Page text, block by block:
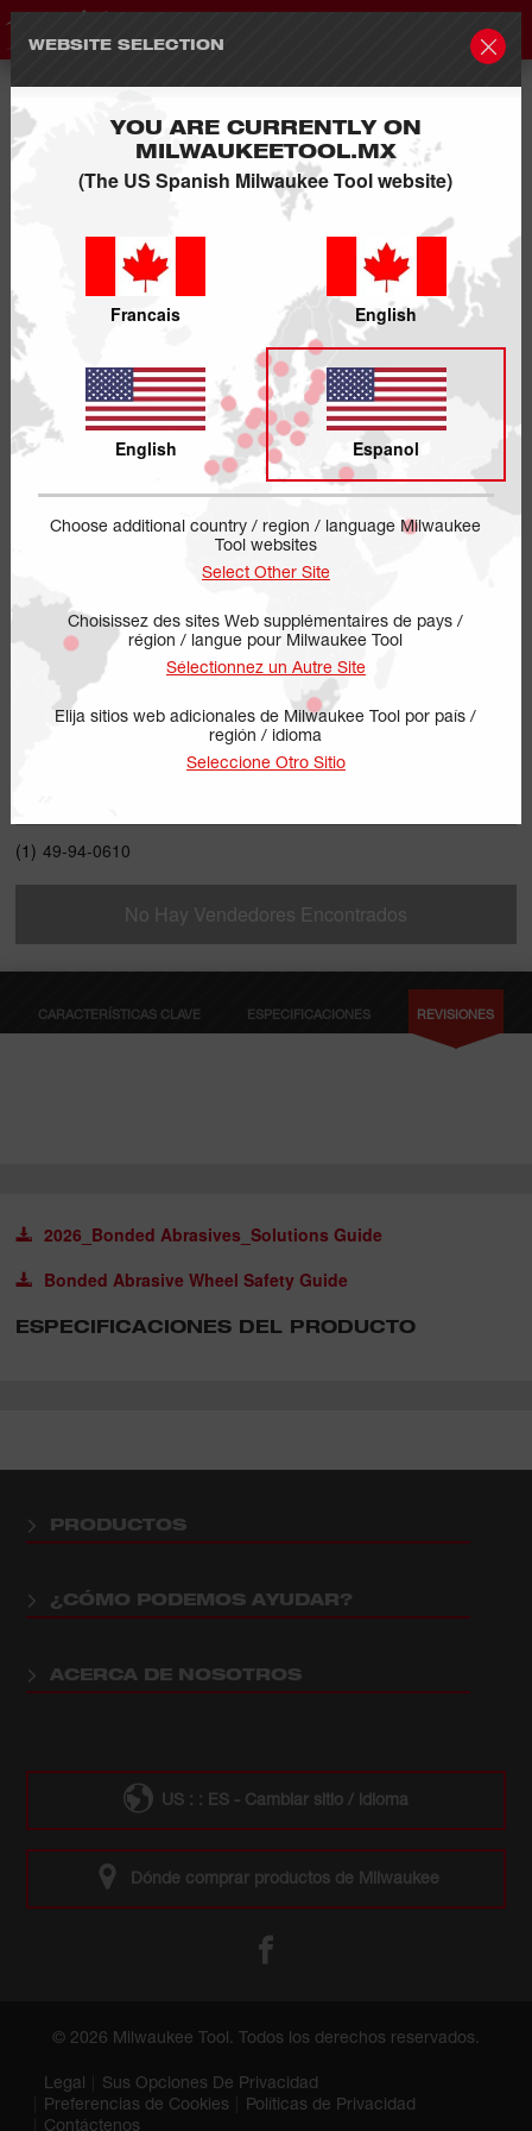
WEBSITE SELECTION
YOU ARE CURRENTLY ON
MILWAUKEETOOL.MX
(The US Spanish Milwaukee Tool website)
Francais English
English Espanol
Choose additional country / region / language Milwaukee
Tool websites
Select Other Site
Choisissez des sites Web supplémentaires de pays /
région / langue pour Milwaukee Tool
Sélectionnez un Autre Site
Elija sitios web adicionales de Milwaukee Tool por país /
región / idioma
Seleccione Otro Sitio
(1) 49-94-0610
No Hay Vendedores Encontrados
CARACTERÍSTICAS CLAVE ESPECIFICACIONES REVISIONES
2026_Bonded Abrasives_Solutions Guide
Bonded Abrasive Wheel Safety Guide
ESPECIFICACIONES DEL PRODUCTO
PRODUCTOS
¿CÓMO PODEMOS AYUDAR?
ACERCA DE NOSOTROS
US : : ES - Cambiar sitio / idioma
Dónde comprar productos de Milwaukee
© 2026 Milwaukee Tool. Todos los derechos reservados.
Legal
Sus Opciones De Privacidad
Preferencias de Cookies
Políticas de Privacidad
Contáctenos